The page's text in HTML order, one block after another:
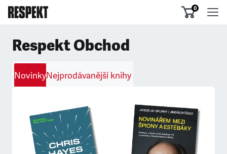
0
Respekt Obchod
NovinkyNejprodávanější knihy